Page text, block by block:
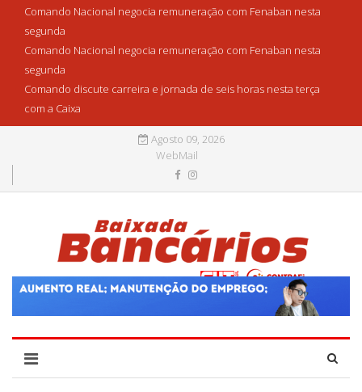
Comando Nacional negocia remuneração com Fenaban nesta
segunda
Comando Nacional negocia remuneração com Fenaban nesta
segunda
Comando discute carreira e jornada de seis horas nesta terça
com a Caixa
Agosto 09, 2026
WebMail